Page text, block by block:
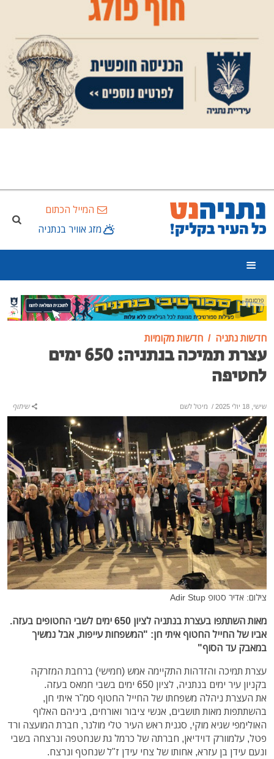
המייל הכתום
מזג אוויר בנתניה
פרסומת
חדשות נתניה חדשות מקומיות
עצרת תמיכה בנתניה: 650 ימים
לחטיפה
שישי, 18 יולי 2025 / מיטל לשם שיתוף
צילום: אדיר סטופ Adir Stup
מאות השתתפו בעצרת בנתניה לציון 650 ימים לשבי החטופים בעזה.
אביו של החייל החטוף איתי חן: "המשפחות עייפות, אבל נמשיך
במאבק עד הסוף"
עצרת תמיכה והזדהות התקיימה אמש (חמישי) ברחבת המזרקה
בקניון עיר ימים בנתניה, לציון 650 ימים בשבי חמאס בעזה.
את העצרת ניהלה משפחתו של החייל החטוף סמ"ר איתי חן,
בהשתתפות מאות תושבים, אנשי ציבור ואורחים, ביניהם האלוף
האולימפי שגיא מוקי, סגנית ראש העיר טלי מולנר, חברת המועצה ורד
פטל, עלמוורק דוידיאן, חברתה של כרמל גת שנחטפה ונרצחה בשבי
ונעם עידן בן עזרא, אחותו של צחי עידן ז"ל שנחטף ונרצח.